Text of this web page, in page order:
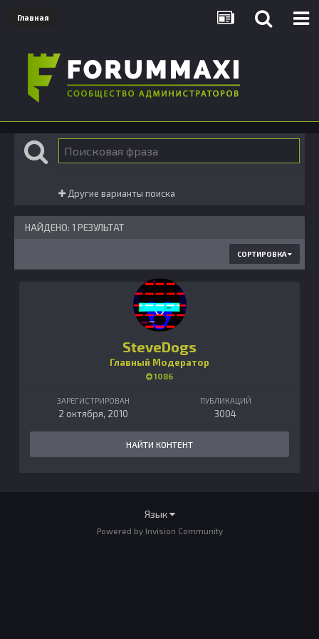
Главная
Другие варианты поиска
НАЙДЕНО: 1 РЕЗУЛЬТАТ
СОРТИРОВКА
SteveDogs
Главный Модератор
1086
ЗАРЕГИСТРИРОВАН
2 октября, 2010
ПУБЛИКАЦИЙ
3004
НАЙТИ КОНТЕНТ
Язык
Powered by Invision Community